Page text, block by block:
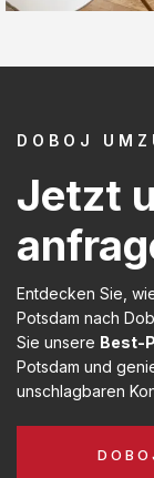
DOBOJ
Jetzt
Entdecken Sie,
Potsdam nach
Sie unsere Best-
Potsdam und
unschlagbaren